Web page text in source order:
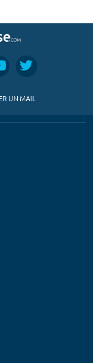
UN MAIL